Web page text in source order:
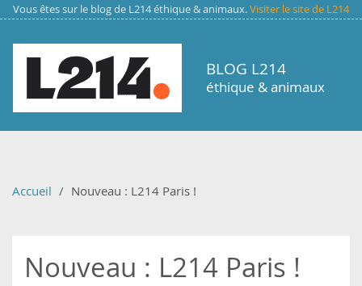
Aller au contenu principal
Vous êtes sur le blog de L214 éthique & animaux.Visiter le site de L214
BLOG L214
éthique & animaux
Accueil Nouveau : L214 Paris !
Nouveau : L214 Paris !